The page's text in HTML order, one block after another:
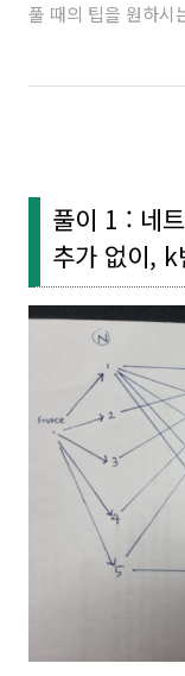
풀 때의 팁을 원하시
풀이 1 : 네
추가 없이, k